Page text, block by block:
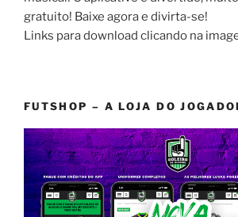
gratuito! Baixe agora e divirta-se!
Links para download clicando na
FUTSHOP – A LOJA DO